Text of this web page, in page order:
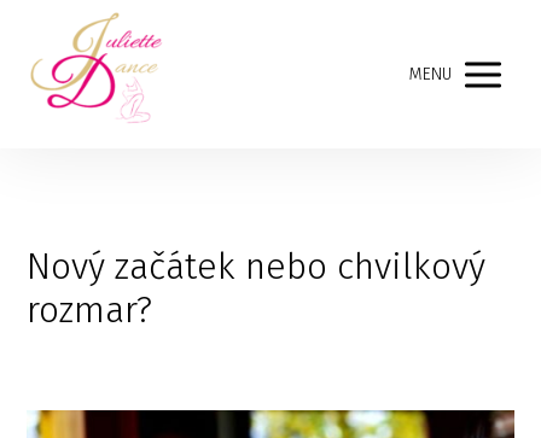
MENU
Nový začátek nebo chvilkový
rozmar?